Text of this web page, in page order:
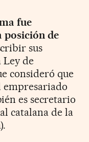
fue
posición de
sus
Ley de
consideró que
empresariado
es secretario
catalana de la